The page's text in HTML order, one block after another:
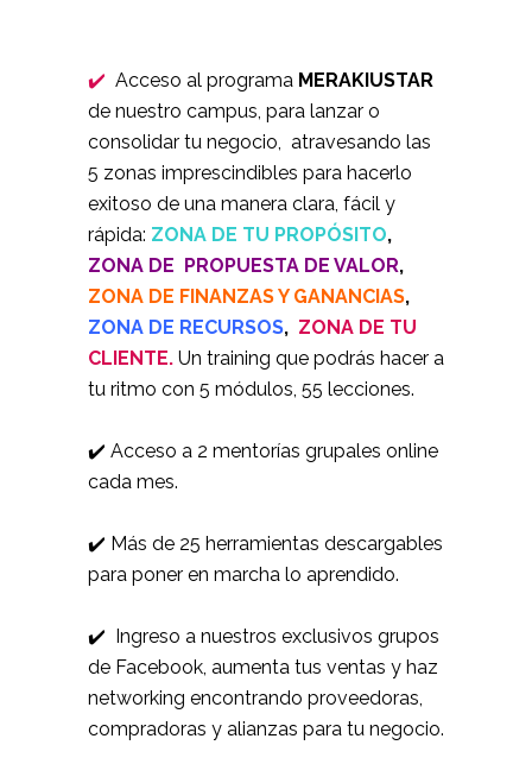
✔️ Acceso al programa MERAKIUSTAR
de nuestro campus, para lanzar o
consolidar tu negocio, atravesando las
5 zonas imprescindibles para hacerlo
exitoso de una manera clara, fácil y
rápida: ZONA DE TU PROPÓSITO,
ZONA DE PROPUESTA DE VALOR,
ZONA DE FINANZAS Y GANANCIAS,
ZONA DE RECURSOS, ZONA DE TU
CLIENTE. Un training que podrás hacer a
tu ritmo con 5 módulos, 55 lecciones.
✔️ Acceso a 2 mentorías grupales online
cada mes.
✔️ Más de 25 herramientas descargables
para poner en marcha lo aprendido.
✔️ Ingreso a nuestros exclusivos grupos
de Facebook, aumenta tus ventas y haz
networking encontrando proveedoras,
compradoras y alianzas para tu negocio.